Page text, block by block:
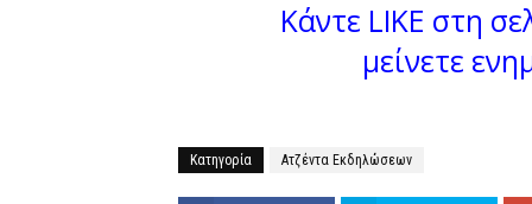
Κάντε LIKE στη
μείνετε
Κατηγορία Ατζέντα Εκδηλώσεων